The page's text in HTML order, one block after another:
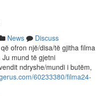
News
Discuss
ofron një/disa/të gjitha filma
mund të gjetni
ndryshe/mundi i butëm,
60233380/filma24-